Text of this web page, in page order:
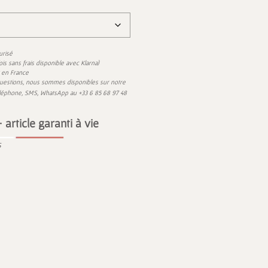
sans frais disponible avec Klarna)
France
nous sommes disponibles sur
SMS, WhatsApp au +33 6 85 68 97 48
article garanti à vie